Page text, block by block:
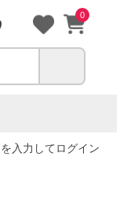
0
を入力してログイン